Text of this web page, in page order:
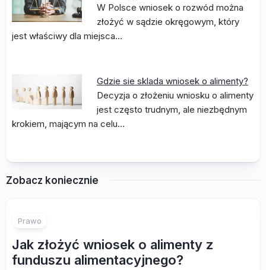
W Polsce wniosek o rozwód można
złożyć w sądzie okręgowym, który
jest właściwy dla miejsca…
Gdzie sie sklada wniosek o alimenty?
Decyzja o złożeniu wniosku o alimenty
jest często trudnym, ale niezbędnym
krokiem, mającym na celu…
Zobacz koniecznie
Prawo
Jak złożyć wniosek o alimenty z
funduszu alimentacyjnego?